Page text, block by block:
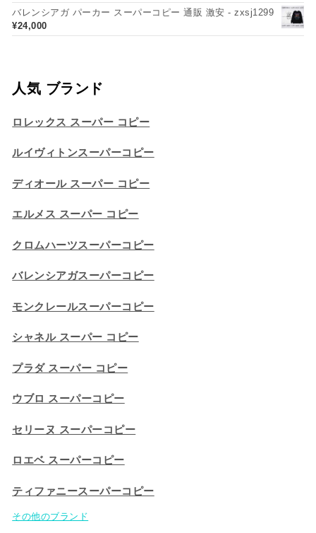
バレンシアガ パーカー スーパーコピー 通販 激安 - zxsj1299
¥24,000
人気 ブランド
ロレックス スーパー コピー
ルイヴィトンスーパーコピー
ディオール スーパー コピー
エルメス スーパー コピー
クロムハーツスーパーコピー
バレンシアガスーパーコピー
モンクレールスーパーコピー
シャネル スーパー コピー
プラダ スーパー コピー
ウブロ スーパーコピー
セリーヌ スーパーコピー​
ロエベ スーパーコピー
ティファニースーパーコピー
その他のブランド